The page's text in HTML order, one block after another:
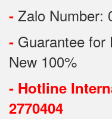
- Zalo Number:
- Guarantee for
New 100%
- Hotline
2770404